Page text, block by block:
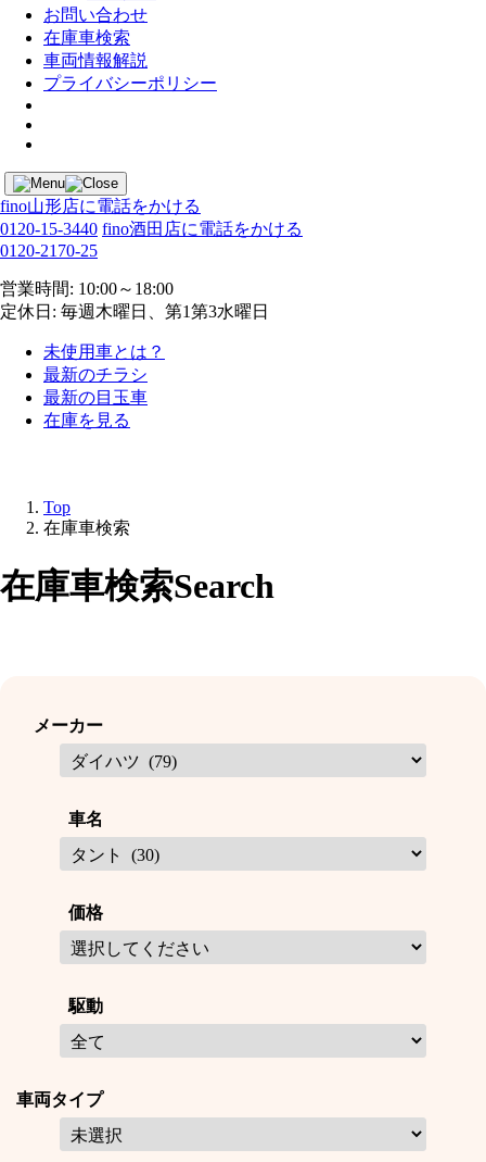
お問い合わせ
在庫車検索
車両情報解説
プライバシーポリシー
fino山形店に電話をかける
0120-15-3440 fino酒田店に電話をかける
0120-2170-25
営業時間: 10:00～18:00
定休日: 毎週木曜日、第1第3水曜日
未使用車とは？
最新のチラシ
最新の目玉車
在庫を見る
Top
在庫車検索
在庫車検索Search
メーカー
車名
価格
駆動
車両タイプ